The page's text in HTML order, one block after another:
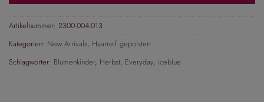
Artikelnummer: 2300-004-013
Kategorien: New Arrivals, Haarreif gepolstert
Schlagwörter: Blumenkinder, Herbst, Everyday, iceblue